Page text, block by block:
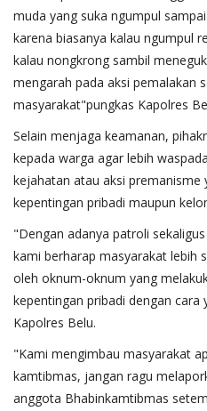
muda yang suka ngumpul
karena biasanya kalau ngumpul
kalau nongkrong sambil
mengarah pada aksi pemalakan
masyarakat"pungkas Kapolres
Selain menjaga keamanan,
kepada warga agar lebih
kejahatan atau aksi premanisme
kepentingan pribadi maupun
"Dengan adanya patroli
kami berharap masyarakat lebih
oleh oknum-oknum yang
kepentingan pribadi dengan
Kapolres Belu.
"Kami mengimbau masyarakat
kamtibmas, jangan ragu
anggota Bhabinkamtibmas